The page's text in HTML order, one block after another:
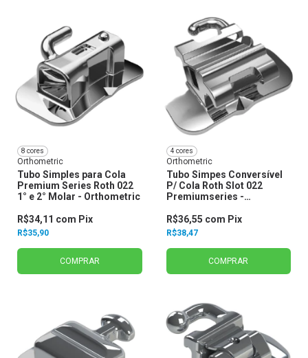
8 cores
Orthometric
Tubo Simples para Cola
Premium Series Roth 022
1° e 2° Molar - Orthometric
R$35,90
R$34,11 com Pix
COMPRAR
4 cores
Orthometric
Tubo Simpes Conversível
P/ Cola Roth Slot 022
Premiumseries -
R$38,47
R$36,55 com Pix
COMPRAR